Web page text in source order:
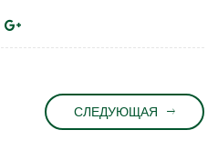
СЛЕДУЮЩАЯ